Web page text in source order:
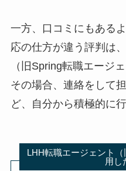
一方、口コミにもある
応の仕方が違う評判は
（旧Spring転職エージ
その場合、連絡をして
ど、自分から積極的に
LHH転職エージェント
用し